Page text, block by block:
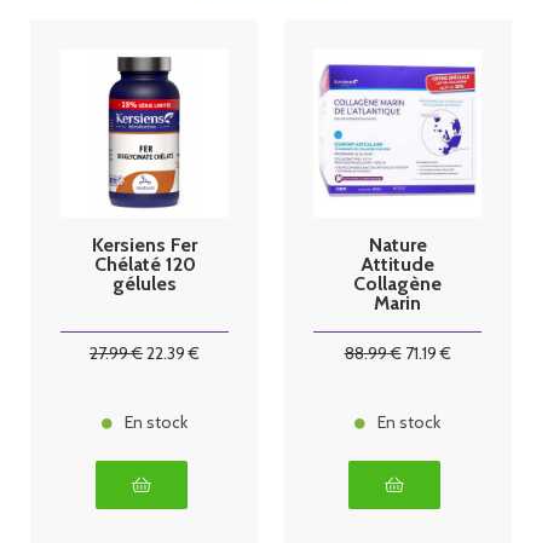
Kersiens Fer
Chélaté 120
gélules
27.99€22.39 €
En stock
Nature
Attitude
Collagène
Marin
rouges 900g
88.99€ 71.19€
En stock